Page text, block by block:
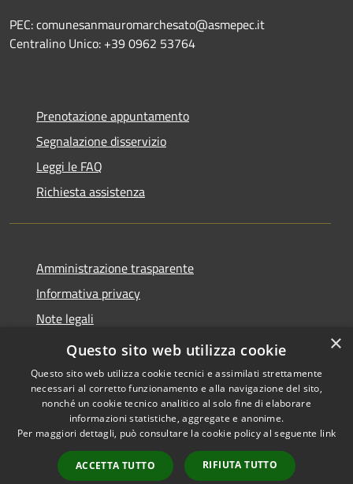
PEC: comunesanmauromarchesato@asmepec.it
Centralino Unico: +39 0962 53764
Prenotazione appuntamento
Segnalazione disservizio
Leggi le FAQ
Richiesta assistenza
Amministrazione trasparente
Informativa privacy
Note legali
Dichiarazione di accessibilità
Accessibilità
Copyright © 2026 • Comune di
San Mauro Marchesato •
Powered byMunicipium
×
Questo sito web utilizza cookie
Questo sito web utilizza cookie tecnici e assimilati strettamente
necessari al corretto funzionamento e alla navigazione del sito,
nonché un cookie tecnico analitico al solo fine di elaborare
informazioni statistiche, aggregate e anonime.
Per maggiori dettagli, può consultare la cookie policy al seguente link
ACCETTA TUTTO RIFIUTA TUTTO